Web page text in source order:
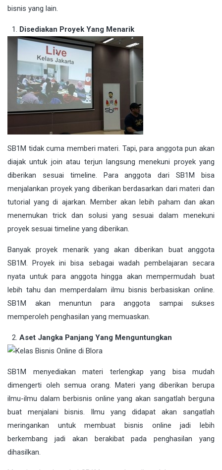
bisnis yang lain.
Disediakan Proyek Yang Menarik
SB1M tidak cuma memberi materi. Tapi, para anggota pun akan
diajak untuk join atau terjun langsung menekuni proyek yang
diberikan sesuai timeline. Para anggota dari SB1M bisa
menjalankan proyek yang diberikan berdasarkan dari materi dan
tutorial yang di ajarkan. Member akan lebih paham dan akan
menemukan trick dan solusi yang sesuai dalam menekuni
proyek sesuai timeline yang diberikan.
Banyak proyek menarik yang akan diberikan buat anggota
SB1M. Proyek ini bisa sebagai wadah pembelajaran secara
nyata untuk para anggota hingga akan mempermudah buat
lebih tahu dan memperdalam ilmu bisnis berbasiskan online.
SB1M akan menuntun para anggota sampai sukses
memperoleh penghasilan yang memuaskan.
Aset Jangka Panjang Yang Menguntungkan
SB1M menyediakan materi terlengkap yang bisa mudah
dimengerti oleh semua orang. Materi yang diberikan berupa
ilmu-ilmu dalam berbisnis online yang akan sangatlah berguna
buat menjalani bisnis. Ilmu yang didapat akan sangatlah
meringankan untuk membuat bisnis online jadi lebih
berkembang jadi akan berakibat pada penghasilan yang
dihasilkan.